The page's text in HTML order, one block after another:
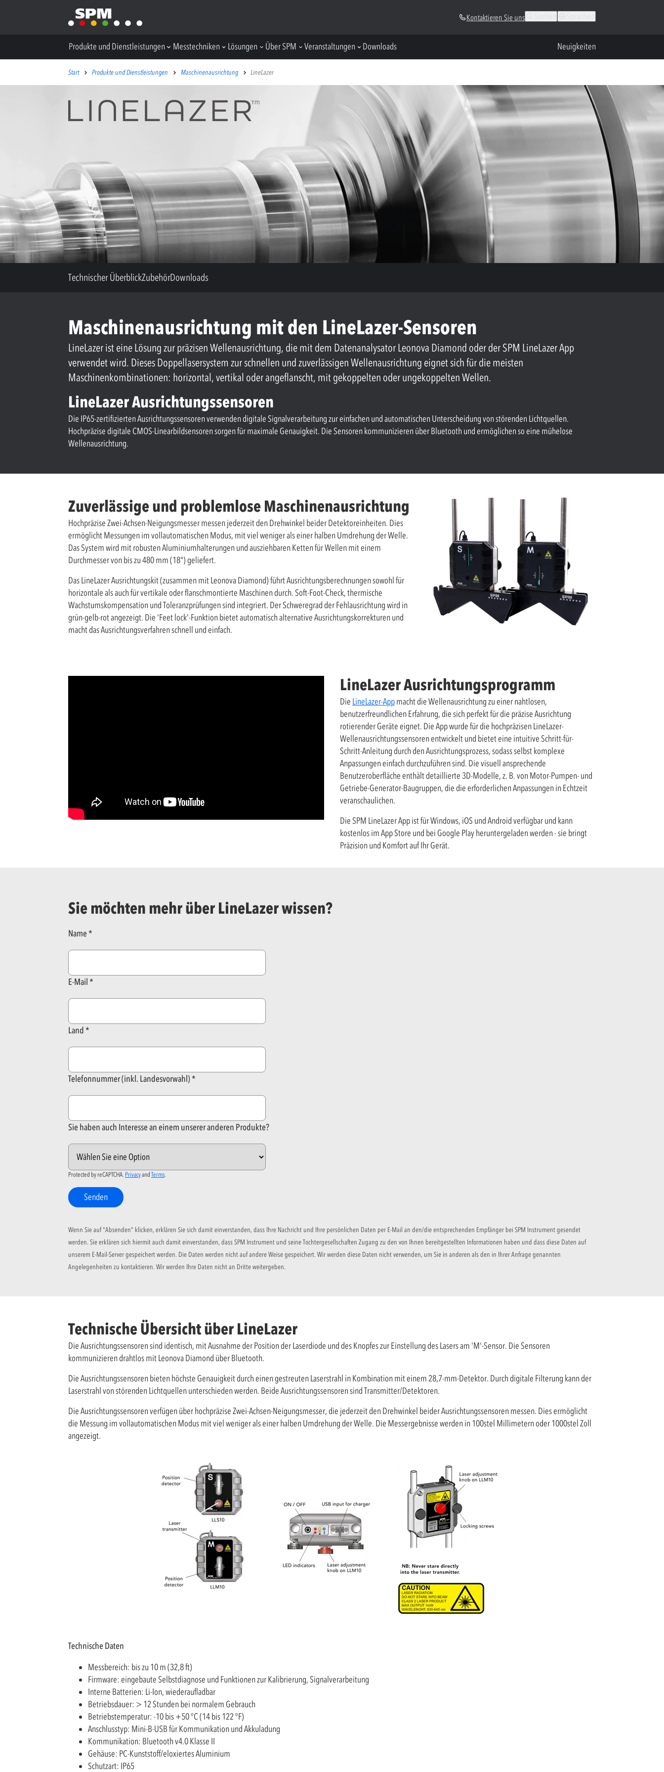
Kontaktieren Sie uns
Produkte und Dienstleistungen Messtechniken Lösungen Über SPM Veranstaltungen Downloads Neuigkeiten
Start Produkte und Dienstleistungen Maschinenausrichtung LineLazer
Technischer ÜberblickZubehörDownloads
Maschinenausrichtung mit den LineLazer-Sensoren
LineLazer ist eine Lösung zur präzisen Wellenausrichtung, die mit dem Datenanalysator Leonova Diamond oder der SPM LineLazer App
verwendet wird. Dieses Doppellasersystem zur schnellen und zuverlässigen Wellenausrichtung eignet sich für die meisten
Maschinenkombinationen: horizontal, vertikal oder angeflanscht, mit gekoppelten oder ungekoppelten Wellen.
LineLazer Ausrichtungssensoren
Die IP65-zertifizierten Ausrichtungssensoren verwenden digitale Signalverarbeitung zur einfachen und automatischen Unterscheidung von störenden Lichtquellen.
Hochpräzise digitale CMOS-Linearbildsensoren sorgen für maximale Genauigkeit. Die Sensoren kommunizieren über Bluetooth und ermöglichen so eine mühelose
Wellenausrichtung.
Zuverlässige und problemlose Maschinenausrichtung
Hochpräzise Zwei-Achsen-Neigungsmesser messen jederzeit den Drehwinkel beider Detektoreinheiten. Dies
ermöglicht Messungen im vollautomatischen Modus, mit viel weniger als einer halben Umdrehung der Welle.
Das System wird mit robusten Aluminiumhalterungen und ausziehbaren Ketten für Wellen mit einem
Durchmesser von bis zu 480 mm (18") geliefert.
Das LineLazer Ausrichtungskit (zusammen mit Leonova Diamond) führt Ausrichtungsberechnungen sowohl für
horizontale als auch für vertikale oder flanschmontierte Maschinen durch. Soft-Foot-Check, thermische
Wachstumskompensation und Toleranzprüfungen sind integriert. Der Schweregrad der Fehlausrichtung wird in
grün-gelb-rot angezeigt. Die 'Feet lock'-Funktion bietet automatisch alternative Ausrichtungskorrekturen und
macht das Ausrichtungsverfahren schnell und einfach.
LineLazer Ausrichtungsprogramm
Die LineLazer-Appmacht die Wellenausrichtung zu einer nahtlosen,
benutzerfreundlichen Erfahrung, die sich perfekt für die präzise Ausrichtung
rotierender Geräte eignet. Die App wurde für die hochpräzisen LineLazer-
Wellenausrichtungssensoren entwickelt und bietet eine intuitive Schritt-für-
Schritt-Anleitung durch den Ausrichtungsprozess, sodass selbst komplexe
Anpassungen einfach durchzuführen sind. Die visuell ansprechende
Benutzeroberfläche enthält detaillierte 3D-Modelle, z. B. von Motor-Pumpen- und
Getriebe-Generator-Baugruppen, die die erforderlichen Anpassungen in Echtzeit
veranschaulichen.
Die SPM LineLazer App ist für Windows, iOS und Android verfügbar und kann
kostenlos im App Store und bei Google Play heruntergeladen werden - sie bringt
Präzision und Komfort auf Ihr Gerät.
Sie möchten mehr über LineLazer wissen?
Name
E-Mail
Land
Telefonnummer (inkl. Landesvorwahl)
Sie haben auch Interesse an einem unserer anderen Produkte?
Protected by reCAPTCHA. Privacyand Terms.
Senden
Wenn Sie auf "Absenden" klicken, erklären Sie sich damit einverstanden, dass Ihre Nachricht und Ihre persönlichen Daten per E-Mail an den/die entsprechenden Empfänger bei SPM Instrument gesendet
werden. Sie erklären sich hiermit auch damit einverstanden, dass SPM Instrument und seine Tochtergesellschaften Zugang zu den von Ihnen bereitgestellten Informationen haben und dass diese Daten auf
unserem E-Mail-Server gespeichert werden. Die Daten werden nicht auf andere Weise gespeichert. Wir werden diese Daten nicht verwenden, um Sie in anderen als den in Ihrer Anfrage genannten
Angelegenheiten zu kontaktieren. Wir werden Ihre Daten nicht an Dritte weitergeben.
Technische Übersicht über LineLazer
Die Ausrichtungssensoren sind identisch, mit Ausnahme der Position der Laserdiode und des Knopfes zur Einstellung des Lasers am 'M'-Sensor. Die Sensoren
kommunizieren drahtlos mit Leonova Diamond über Bluetooth.
Die Ausrichtungssensoren bieten höchste Genauigkeit durch einen gestreuten Laserstrahl in Kombination mit einem 28,7-mm-Detektor. Durch digitale Filterung kann der
Laserstrahl von störenden Lichtquellen unterschieden werden. Beide Ausrichtungssensoren sind Transmitter/Detektoren.
Die Ausrichtungssensoren verfügen über hochpräzise Zwei-Achsen-Neigungsmesser, die jederzeit den Drehwinkel beider Ausrichtungssensoren messen. Dies ermöglicht
die Messung im vollautomatischen Modus mit viel weniger als einer halben Umdrehung der Welle. Die Messergebnisse werden in 100stel Millimetern oder 1000stel Zoll
angezeigt.
Technische Daten
Messbereich: bis zu 10 m (32,8 ft)
Firmware: eingebaute Selbstdiagnose und Funktionen zur Kalibrierung, Signalverarbeitung
Interne Batterien: Li-Ion, wiederaufladbar
Betriebsdauer: > 12 Stunden bei normalem Gebrauch
Betriebstemperatur: -10 bis +50 °C (14 bis 122 °F)
Anschlusstyp: Mini-B-USB für Kommunikation und Akkuladung
Kommunikation: Bluetooth v4.0 Klasse II
Gehäuse: PC-Kunststoff/eloxiertes Aluminium
Schutzart: IP65